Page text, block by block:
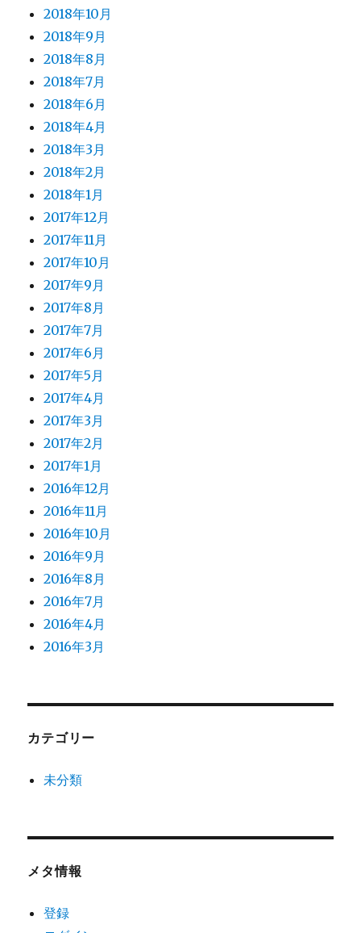
2018年10月
2018年9月
2018年8月
2018年7月
2018年6月
2018年4月
2018年3月
2018年2月
2018年1月
2017年12月
2017年11月
2017年10月
2017年9月
2017年8月
2017年7月
2017年6月
2017年5月
2017年4月
2017年3月
2017年2月
2017年1月
2016年12月
2016年11月
2016年10月
2016年9月
2016年8月
2016年7月
2016年4月
2016年3月
カテゴリー
未分類
メタ情報
登録